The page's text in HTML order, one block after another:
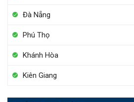
Đà Nẵng
Phú Thọ
Khánh Hòa
Kiên Giang